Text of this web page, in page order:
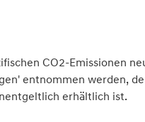
CO2-Emissionen
entnommen werden,
erhältlich ist.